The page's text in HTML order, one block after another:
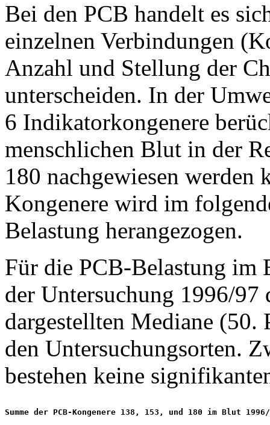
Bei den PCB handelt es
einzelnen Verbindungen
Anzahl und Stellung der
unterscheiden. In der
6 Indikatorkongenere
menschlichen Blut in der
180 nachgewiesen werden
Kongenere wird im
Belastung herangezogen.
Für die PCB-Belastung im
der Untersuchung 1996/
dargestellten Mediane (50.
den Untersuchungsorten.
bestehen keine
Summe der PCB-Kongenere 138, 153, und 180 im Blut